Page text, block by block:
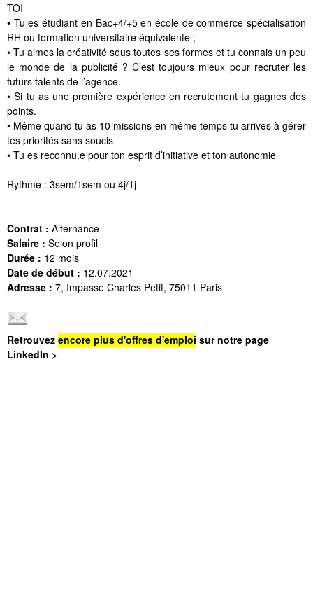
TOI
• Tu es étudiant en Bac+4/+5 en école de commerce spécialisation
RH ou formation universitaire équivalente ;
• Tu aimes la créativité sous toutes ses formes et tu connais un peu
le monde de la publicité ? C’est toujours mieux pour recruter les
futurs talents de l’agence.
• Si tu as une première expérience en recrutement tu gagnes des
points.
• Même quand tu as 10 missions en même temps tu arrives à gérer
tes priorités sans soucis
• Tu es reconnu.e pour ton esprit d’initiative et ton autonomie
Rythme : 3sem/1sem ou 4j/1j
Contrat : Alternance
Salaire : Selon profil
Durée : 12 mois
Date de début : 12.07.2021
Adresse : 7, Impasse Charles Petit, 75011 Paris
Retrouvez encore plus d'offres d'emploi sur notre page
LinkedIn >